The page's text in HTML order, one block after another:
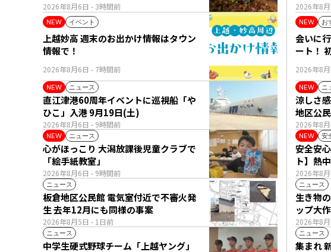
2026年8月6日 - 3時間前 2026年8
NEW イベント
2026年8月6日 - 7時間前
上越妙高 週末のお出かけ情報はタウン
情報で！
NEW お
2026年8
会いに
ート！
NEW ニュース
2026年8月6日 - 9時間前
直江津港60周年イベントに巡視船「や
ひこ」入港 9月19日(土)
NEW ニ
2026年8
涼しさ
地区公
NEW ニュース
2026年8月6日 - 9時間前
心がほっこり 大潟放課後児童クラブで
「絵手紙教室」
NEW 安
2026年8
安全安
ト】熱
います。
ニュース
2026年8月5日 - 1日前
板倉地区公民館 電気室付近で不審火発
生 去年12月にも同様の事案
ニュース
2026年8
生き物
ップ大
ニュース
中学生硬式野球チーム「上越ヤング」
ニュース
集まれ